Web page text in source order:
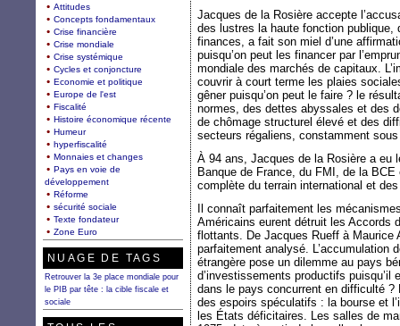
Jacques de la Rosière accepte
des lustres la haute fonction
finances, a fait son miel d’une
puisqu’on peut les financer par
mondiale des marchés de capitaux.
couvrir à court terme les plaies
gêner puisqu’on peut le faire ? le
normes, des dettes abyssales et des
de chômage structurel élevé et des
secteurs régaliens, constamment
À 94 ans, Jacques de la Rosière a eu
Banque de France, du FMI, de la
complète du terrain international et
Il connaît parfaitement les
Américains eurent détruit les Accords
flottants. De Jacques Rueff à
parfaitement analysé. L’accumulation
étrangère pose un dilemme au pays
d’investissements productifs
dans le pays concurrent en difficulté ?
des espoirs spéculatifs : la bourse et
les États déficitaires. Les salles de
Attitudes
Concepts fondamentaux
Crise financière
Crise mondiale
Crise systémique
Cycles et conjoncture
Economie et politique
Europe de l'est
Fiscalité
Histoire économique récente
Humeur
hyperfiscalité
Monnaies et changes
Pays en voie de
développement
Réforme
sécurité sociale
Texte fondateur
Zone Euro
NUAGE DE TAGS
Retrouver la 3e place mondiale pour
le PIB par tête : la cible fiscale et
sociale